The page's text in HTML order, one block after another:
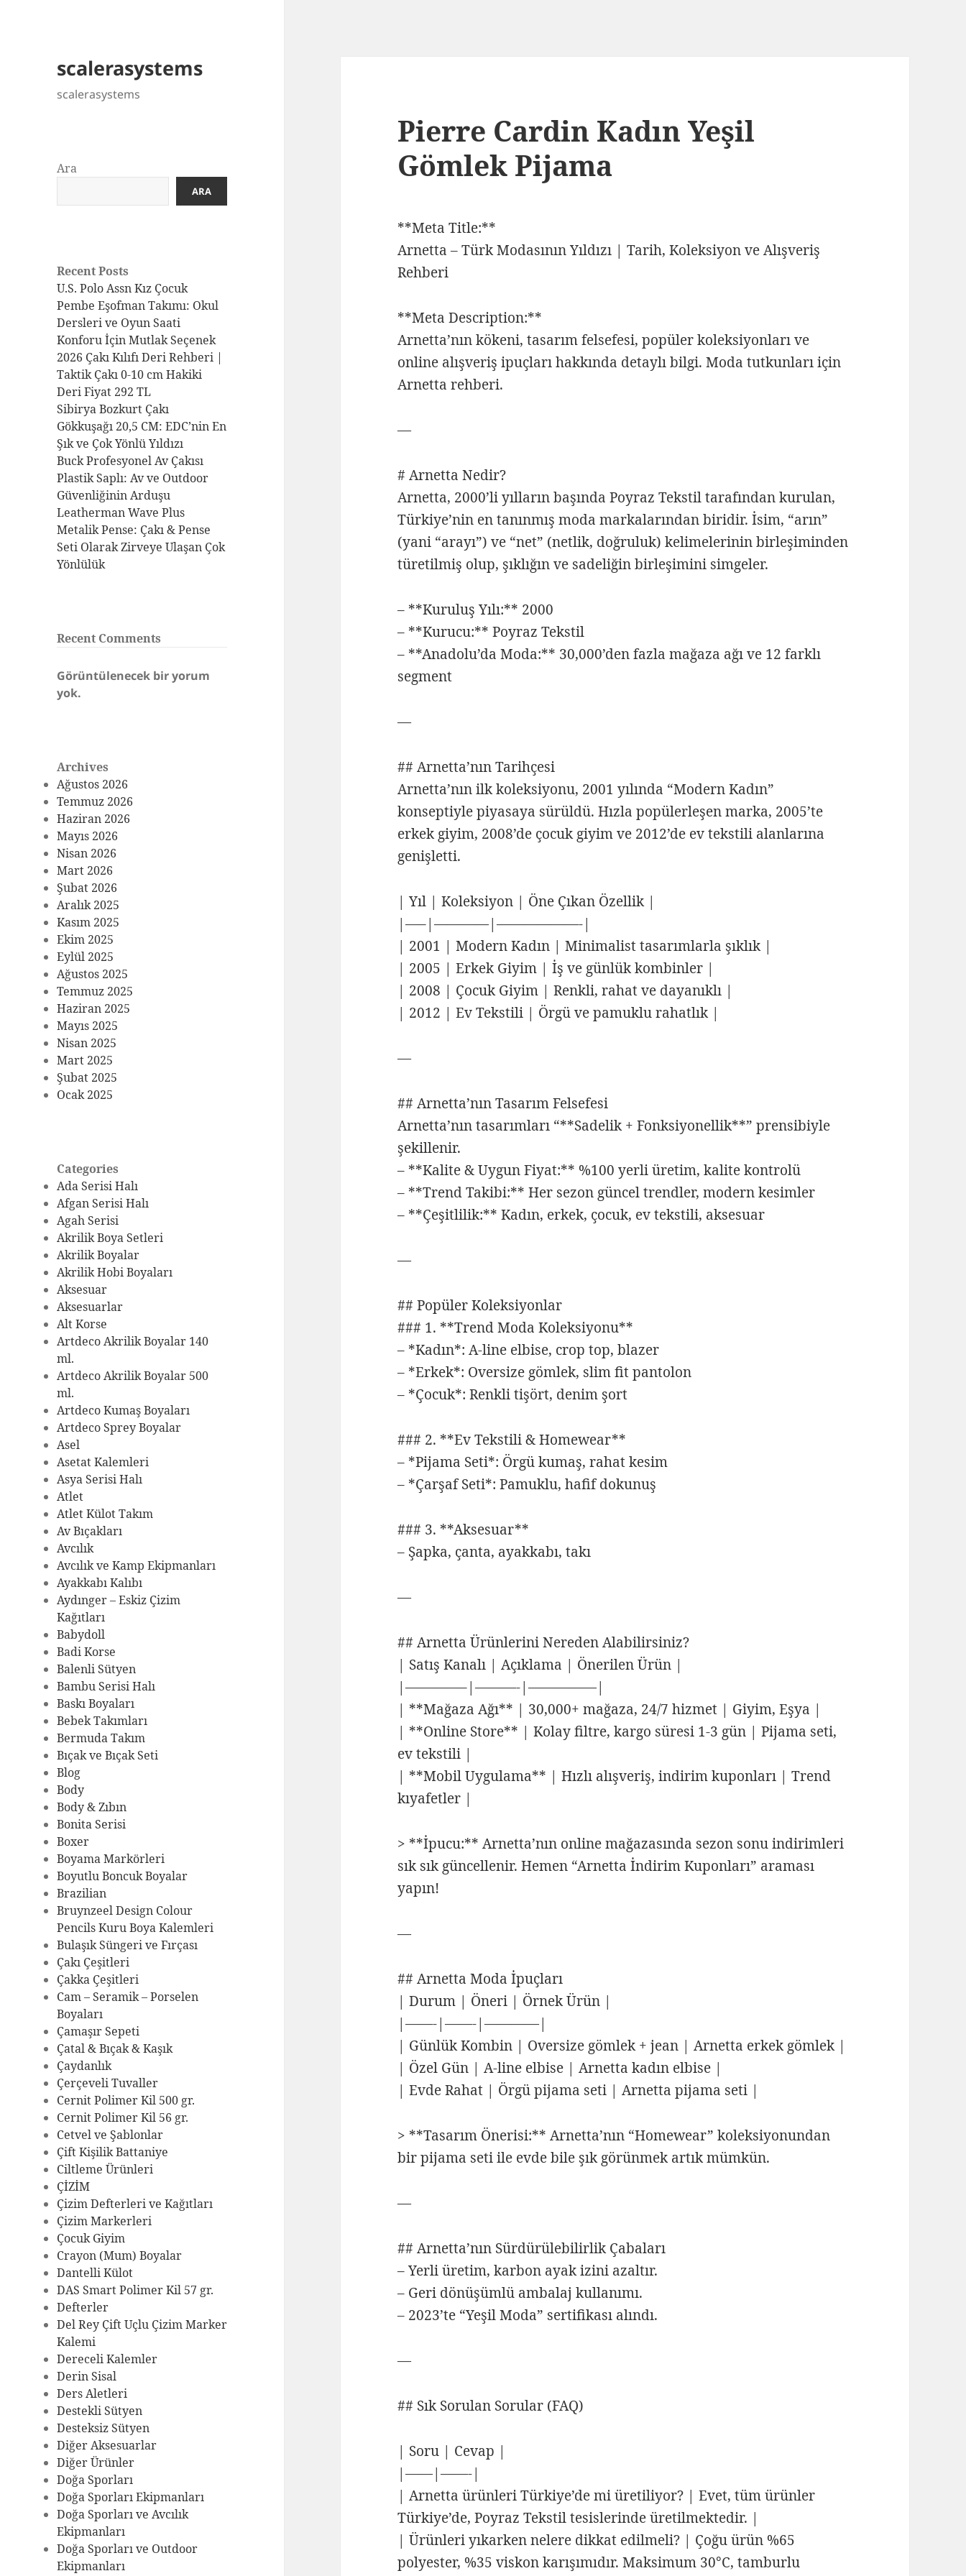
scalerasystems
scalerasystems
Ara
ARA
Recent Posts
U.S. Polo Assn Kız Çocuk
Pembe Eşofman Takımı: Okul
Dersleri ve Oyun Saati
Konforu İçin Mutlak Seçenek
2026 Çakı Kılıfı Deri Rehberi |
Taktik Çakı 0-10 cm Hakiki
Deri Fiyat 292 TL
Sibirya Bozkurt Çakı
Gökkuşağı 20,5 CM: EDC’nin En
Şık ve Çok Yönlü Yıldızı
Buck Profesyonel Av Çakısı
Plastik Saplı: Av ve Outdoor
Güvenliğinin Arduşu
Leatherman Wave Plus
Metalik Pense: Çakı & Pense
Seti Olarak Zirveye Ulaşan Çok
Yönlülük
Recent Comments
Görüntülenecek bir yorum
yok.
Archives
Ağustos 2026
Temmuz 2026
Haziran 2026
Mayıs 2026
Nisan 2026
Mart 2026
Şubat 2026
Aralık 2025
Kasım 2025
Ekim 2025
Eylül 2025
Ağustos 2025
Temmuz 2025
Haziran 2025
Mayıs 2025
Nisan 2025
Mart 2025
Şubat 2025
Ocak 2025
Categories
Ada Serisi Halı
Afgan Serisi Halı
Agah Serisi
Akrilik Boya Setleri
Akrilik Boyalar
Akrilik Hobi Boyaları
Aksesuar
Aksesuarlar
Alt Korse
Artdeco Akrilik Boyalar 140
ml.
Artdeco Akrilik Boyalar 500
ml.
Artdeco Kumaş Boyaları
Artdeco Sprey Boyalar
Asel
Asetat Kalemleri
Asya Serisi Halı
Atlet
Atlet Külot Takım
Av Bıçakları
Avcılık
Avcılık ve Kamp Ekipmanları
Ayakkabı Kalıbı
Aydınger – Eskiz Çizim
Kağıtları
Babydoll
Badi Korse
Balenli Sütyen
Bambu Serisi Halı
Baskı Boyaları
Bebek Takımları
Bermuda Takım
Bıçak ve Bıçak Seti
Blog
Body
Body & Zıbın
Bonita Serisi
Boxer
Boyama Markörleri
Boyutlu Boncuk Boyalar
Brazilian
Bruynzeel Design Colour
Pencils Kuru Boya Kalemleri
Bulaşık Süngeri ve Fırçası
Çakı Çeşitleri
Çakka Çeşitleri
Cam – Seramik – Porselen
Boyaları
Çamaşır Sepeti
Çatal & Bıçak & Kaşık
Çaydanlık
Çerçeveli Tuvaller
Cernit Polimer Kil 500 gr.
Cernit Polimer Kil 56 gr.
Cetvel ve Şablonlar
Çift Kişilik Battaniye
Ciltleme Ürünleri
ÇİZİM
Çizim Defterleri ve Kağıtları
Çizim Markerleri
Çocuk Giyim
Crayon (Mum) Boyalar
Dantelli Külot
DAS Smart Polimer Kil 57 gr.
Defterler
Del Rey Çift Uçlu Çizim Marker
Kalemi
Dereceli Kalemler
Derin Sisal
Ders Aletleri
Destekli Sütyen
Desteksiz Sütyen
Diğer Aksesuarlar
Diğer Ürünler
Doğa Sporları
Doğa Sporları Ekipmanları
Doğa Sporları ve Avcılık
Ekipmanları
Doğa Sporları ve Outdoor
Ekipmanları
Pierre Cardin Kadın Yeşil
Gömlek Pijama
**Meta Title:**
Arnetta – Türk Modasının Yıldızı | Tarih, Koleksiyon ve Alışveriş
Rehberi
**Meta Description:**
Arnetta’nın kökeni, tasarım felsefesi, popüler koleksiyonları ve
online alışveriş ipuçları hakkında detaylı bilgi. Moda tutkunları için
Arnetta rehberi.
—
# Arnetta Nedir?
Arnetta, 2000’li yılların başında Poyraz Tekstil tarafından kurulan,
Türkiye’nin en tanınmış moda markalarından biridir. İsim, “arın”
(yani “arayı”) ve “net” (netlik, doğruluk) kelimelerinin birleşiminden
türetilmiş olup, şıklığın ve sadeliğin birleşimini simgeler.
– **Kuruluş Yılı:** 2000
– **Kurucu:** Poyraz Tekstil
– **Anadolu’da Moda:** 30,000’den fazla mağaza ağı ve 12 farklı
segment
—
## Arnetta’nın Tarihçesi
Arnetta’nın ilk koleksiyonu, 2001 yılında “Modern Kadın”
konseptiyle piyasaya sürüldü. Hızla popülerleşen marka, 2005’te
erkek giyim, 2008’de çocuk giyim ve 2012’de ev tekstili alanlarına
genişletti.
| Yıl | Koleksiyon | Öne Çıkan Özellik |
|—–|————|——————-|
| 2001 | Modern Kadın | Minimalist tasarımlarla şıklık |
| 2005 | Erkek Giyim | İş ve günlük kombinler |
| 2008 | Çocuk Giyim | Renkli, rahat ve dayanıklı |
| 2012 | Ev Tekstili | Örgü ve pamuklu rahatlık |
—
## Arnetta’nın Tasarım Felsefesi
Arnetta’nın tasarımları “**Sadelik + Fonksiyonellik**” prensibiyle
şekillenir.
– **Kalite & Uygun Fiyat:** %100 yerli üretim, kalite kontrolü
– **Trend Takibi:** Her sezon güncel trendler, modern kesimler
– **Çeşitlilik:** Kadın, erkek, çocuk, ev tekstili, aksesuar
—
## Popüler Koleksiyonlar
### 1. **Trend Moda Koleksiyonu**
– *Kadın*: A-line elbise, crop top, blazer
– *Erkek*: Oversize gömlek, slim fit pantolon
– *Çocuk*: Renkli tişört, denim şort
### 2. **Ev Tekstili & Homewear**
– *Pijama Seti*: Örgü kumaş, rahat kesim
– *Çarşaf Seti*: Pamuklu, hafif dokunuş
### 3. **Aksesuar**
– Şapka, çanta, ayakkabı, takı
—
## Arnetta Ürünlerini Nereden Alabilirsiniz?
| Satış Kanalı | Açıklama | Önerilen Ürün |
|————–|———-|—————|
| **Mağaza Ağı** | 30,000+ mağaza, 24/7 hizmet | Giyim, Eşya |
| **Online Store** | Kolay filtre, kargo süresi 1-3 gün | Pijama seti,
ev tekstili |
| **Mobil Uygulama** | Hızlı alışveriş, indirim kuponları | Trend
kıyafetler |
> **İpucu:** Arnetta’nın online mağazasında sezon sonu indirimleri
sık sık güncellenir. Hemen “Arnetta İndirim Kuponları” araması
yapın!
—
## Arnetta Moda İpuçları
| Durum | Öneri | Örnek Ürün |
|——-|——-|————|
| Günlük Kombin | Oversize gömlek + jean | Arnetta erkek gömlek |
| Özel Gün | A-line elbise | Arnetta kadın elbise |
| Evde Rahat | Örgü pijama seti | Arnetta pijama seti |
> **Tasarım Önerisi:** Arnetta’nın “Homewear” koleksiyonundan
bir pijama seti ile evde bile şık görünmek artık mümkün.
—
## Arnetta’nın Sürdürülebilirlik Çabaları
– Yerli üretim, karbon ayak izini azaltır.
– Geri dönüşümlü ambalaj kullanımı.
– 2023’te “Yeşil Moda” sertifikası alındı.
—
## Sık Sorulan Sorular (FAQ)
| Soru | Cevap |
|——|——-|
| Arnetta ürünleri Türkiye’de mi üretiliyor? | Evet, tüm ürünler
Türkiye’de, Poyraz Tekstil tesislerinde üretilmektedir. |
| Ürünleri yıkarken nelere dikkat edilmeli? | Çoğu ürün %65
polyester, %35 viskon karışımıdır. Maksimum 30°C, tamburlu